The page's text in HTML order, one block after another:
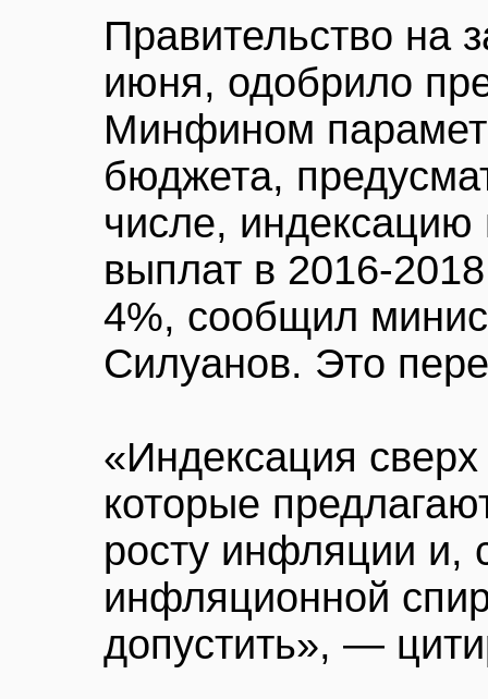
Правительство на
июня, одобрило
Минфином
бюджета,
числе,
выплат в 2016-
4%, сообщил
Силуанов. Это
«Индексация
которые
росту инфляции и,
инфляционной
допустить», —